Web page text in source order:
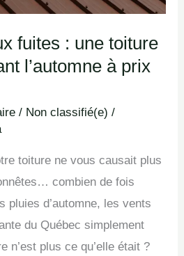
fuites : une toiture
l’automne à prix
/ Non classifié(e) /
toiture ne vous causait plus
combien de fois
pluies d’automne, les vents
du Québec simplement
n’est plus ce qu’elle était ?